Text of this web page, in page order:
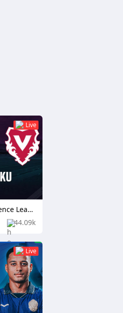
Live
44.09k
UEFA Europa Conference League: TPS Turku vs Independiente Rivadavia
Live